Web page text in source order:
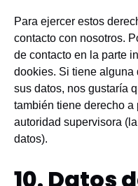
Para ejercer estos
contacto con nosotros.
de contacto en la parte
dookies. Si tiene alguna
sus datos, nos gustaría
también tiene derecho
autoridad supervisora
datos).
10. Datos